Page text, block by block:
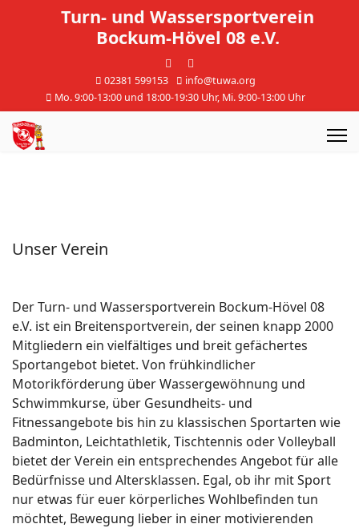
Turn- und Wassersportverein
Bockum-Hövel 08 e.V.
02381 599153
info@tuwa.org
Mo. 9:00-13:00 und 18:00-19:30 Uhr, Mi. 9:00-13:00 Uhr
Unser Verein
Der Turn- und Wassersportverein Bockum-Hövel 08
e.V. ist ein Breitensportverein, der seinen knapp 2000
Mitgliedern ein vielfältiges und breit gefächertes
Sportangebot bietet. Von frühkindlicher
Motorikförderung über Wassergewöhnung und
Schwimmkurse, über Gesundheits- und
Fitnessangebote bis hin zu klassischen Sportarten wie
Badminton, Leichtathletik, Tischtennis oder Volleyball
bietet der Verein ein entsprechendes Angebot für alle
Bedürfnisse und Altersklassen. Egal, ob ihr mit Sport
nur etwas für euer körperliches Wohlbefinden tun
möchtet, Bewegung lieber in einer motivierenden